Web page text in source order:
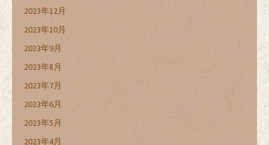
2023年12月
2023年10月
2023年9月
2023年8月
2023年7月
2023年6月
2023年5月
2023年4月